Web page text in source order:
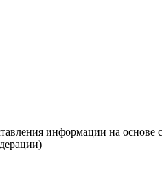
информации на основе